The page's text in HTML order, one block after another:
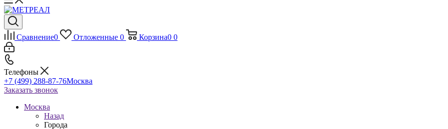
Сравнение0 Отложенные 0 Корзина0 0
Телефоны
+7 (499) 288-87-76Москва
Заказать звонок
Москва
Назад
Города